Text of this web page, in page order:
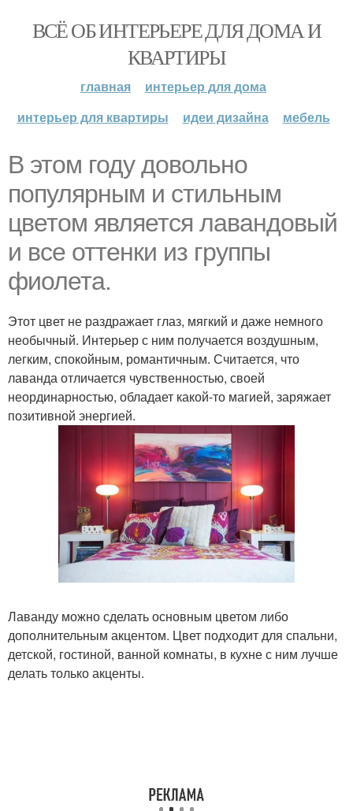
ВСЁ ОБ ИНТЕРЬЕРЕ ДЛЯ ДОМА И
КВАРТИРЫ
главная
интерьер для дома
интерьер для квартиры
идеи дизайна мебель
В этом году довольно
популярным и стильным
цветом является лавандовый
и все оттенки из группы
фиолета.
Этот цвет не раздражает глаз, мягкий и даже немного
необычный. Интерьер с ним получается воздушным,
легким, спокойным, романтичным. Считается, что
лаванда отличается чувственностью, своей
неординарностью, обладает какой-то магией, заряжает
позитивной энергией.
Лаванду можно сделать основным цветом либо
дополнительным акцентом. Цвет подходит для спальни,
детской, гостиной, ванной комнаты, в кухне с ним лучше
делать только акценты.